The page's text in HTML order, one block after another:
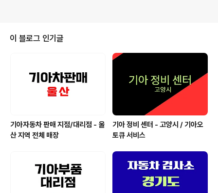
이 블로그 인기글
기아자동차 판매 지점/대리점 - 울
산 지역 전체 매장
기아 정비 센터 - 고양시 / 기아오
토큐 서비스